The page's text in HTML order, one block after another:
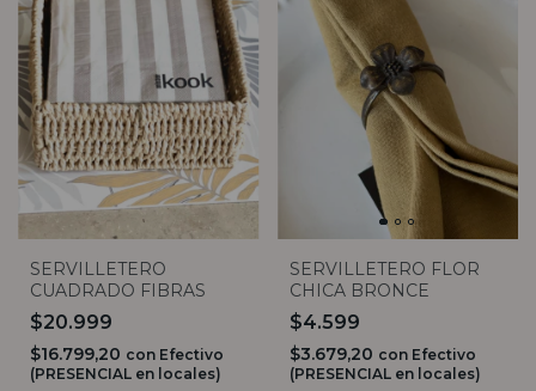
SERVILLETERO
CUADRADO FIBRAS
$20.999
$16.799,20 con Efectivo
(PRESENCIAL en locales)
SERVILLETERO FLOR
CHICA BRONCE
$4.599
$3.679,20 con Efectivo
(PRESENCIAL en locales)